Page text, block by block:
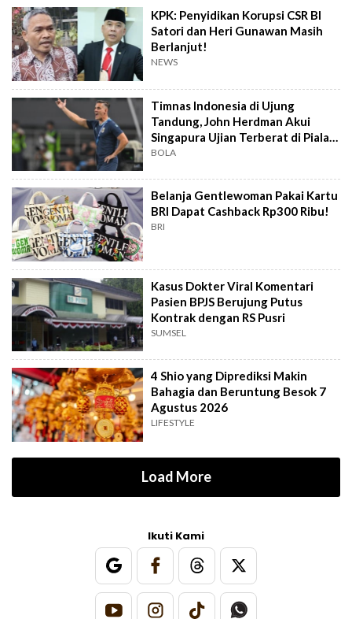
KPK: Penyidikan Korupsi CSR BI
Satori dan Heri Gunawan Masih
Berlanjut!
NEWS
Timnas Indonesia di Ujung
Tandung, John Herdman Akui
Singapura Ujian Terberat di Piala
AFF 2026
BOLA
Belanja Gentlewoman Pakai Kartu
BRI Dapat Cashback Rp300 Ribu!
BRI
Kasus Dokter Viral Komentari
Pasien BPJS Berujung Putus
Kontrak dengan RS Pusri
SUMSEL
4 Shio yang Diprediksi Makin
Bahagia dan Beruntung Besok 7
Agustus 2026
LIFESTYLE
Load More
Ikuti Kami